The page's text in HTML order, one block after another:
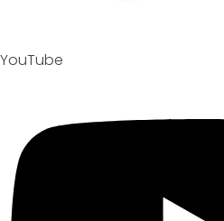
YouTube